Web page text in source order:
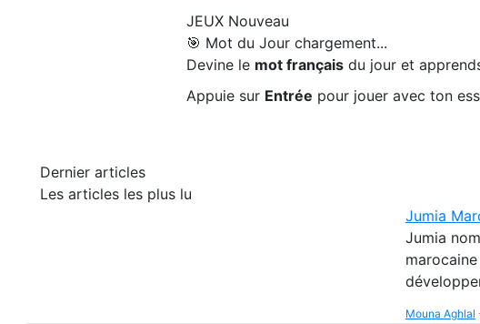
JEUX Nouveau
🎯 Mot du Jour chargement...
Devine le mot françaisdu jour et
Appuie sur Entrée pour jouer avec ton
Dernier articles
Les articles les plus lu
Jumia
Jumia
Mouna Aghlal